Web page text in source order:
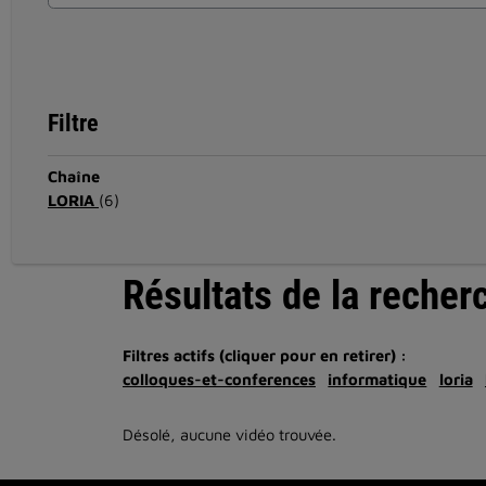
Filtre
Chaîne
LORIA (6)
Résultats de la
Filtres actifs (cliquer pour en retirer) :
colloques-et-conferences
informatique loria
Désolé, aucune vidéo trouvée.